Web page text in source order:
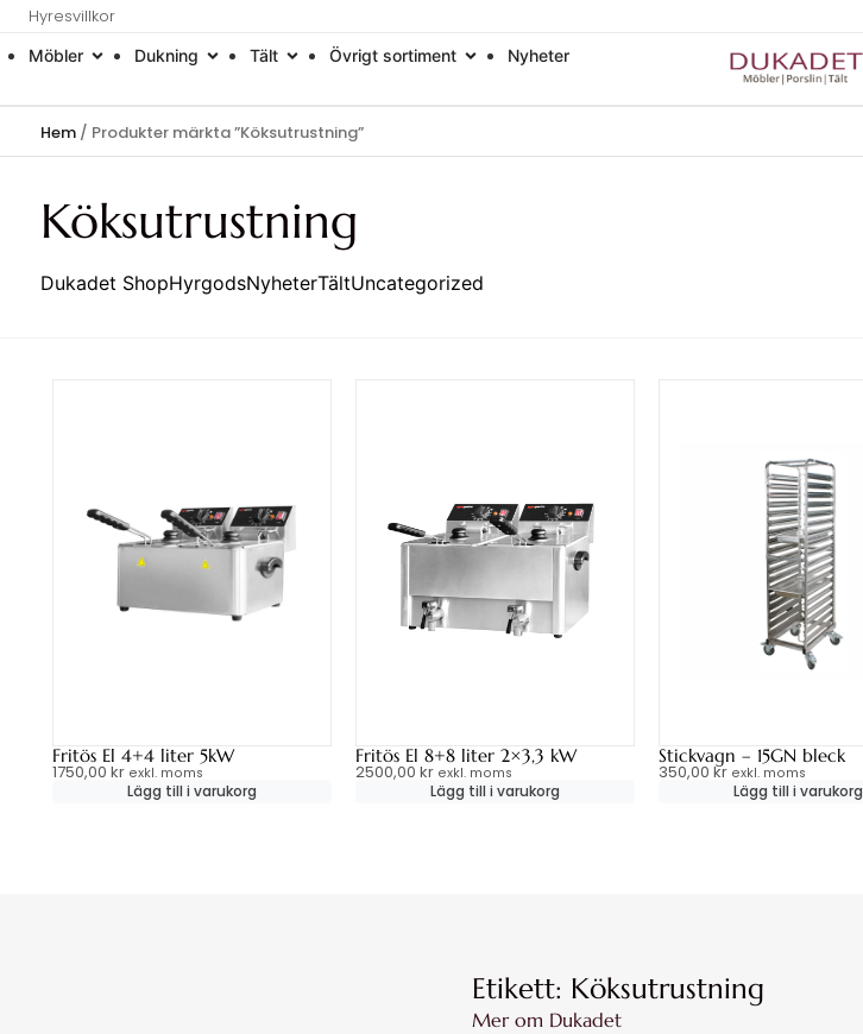
Hyresvillkor
Möbler Dukning Tält Övrigt sortiment Nyheter
Hem/ Produkter märkta ”Köksutrustning”
Köksutrustning
Dukadet ShopHyrgodsNyheterTältUncategorized
Fritös El 4+4 liter 5kW
1750,00 kr exkl. moms
Lägg till i varukorg
Fritös El 8+8 liter 2×3,3 kW
2500,00 kr exkl. moms
Lägg till i varukorg
Stickvagn – 15GN bleck
350,00kr exkl. moms
Lägg till i varukorg
Etikett: Köksutrustning
Mer om Dukadet